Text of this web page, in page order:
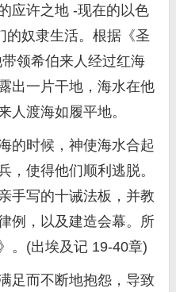
应许之地 -现在的以色
的奴隶生活。根据《圣
领希伯来人经过红海
出一片干地，海水在他
人渡海如履平地。
时候，神使海水合起
，使得他们顺利逃脱。
手写的十诫法板，并教
例，以及建造会幕。所
。(出埃及记 19-40章)
而不断地抱怨，导致